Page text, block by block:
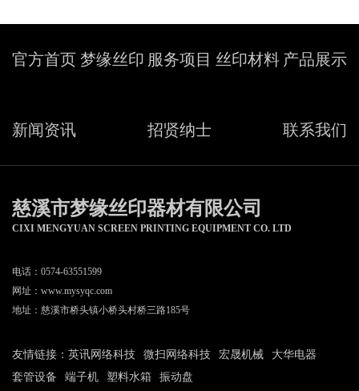
官方首页 梦缘丝印 服务项目 丝印材料 产品展示
新闻资讯 招贤纳士 联系我们
慈溪市梦缘丝印器材有限公司
CIXI MENGYUAN SCREEN PRINTING EQUIPMENT CO. LTD
电话：0574-63551599
网址： www.mysyqc.com
地址：慈溪市桥头镇小桥头村桥三路185号
友情链接： 英讯网络科技 微扫网络科技 宏晟机械
大华电器
套管设备
端子机 塑料水箱 振动盘